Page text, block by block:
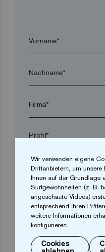
Vorname*
Nachname*
Firma*
Ort*
Postleitzahl*
Wir verwenden eigene
Drittanbietern, um
Ihnen auf der Grundlage
Surfgewohnheiten (z. B.
angeschaute Videos)
entsprechend Ihren
weitere Informationen
konfigurieren.
Cookies